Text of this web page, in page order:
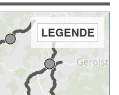
LEGENDE